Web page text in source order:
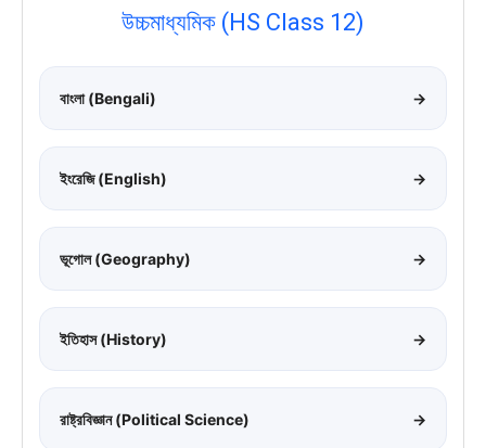
উচ্চমাধ্যমিক (HS Class 12)
বাংলা (Bengali) →
ইংরেজি (English) →
ভূগোল (Geography) →
ইতিহাস (History) →
রাষ্ট্রবিজ্ঞান (Political Science) →